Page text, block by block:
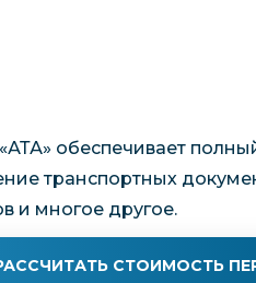
обеспечивает
транспортных
и многое другое.
СТОИМОСТЬ